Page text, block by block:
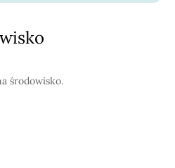
środowisko.